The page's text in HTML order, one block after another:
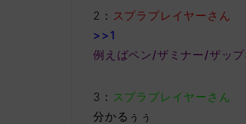
2： スプラプレイヤーさん
>>1
例えばペン/ザミナー/ザッ
3： スプラプレイヤーさん
分かるぅぅ